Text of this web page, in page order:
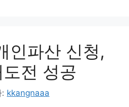
인파산 신청,
전 성공
: kkangnaaa